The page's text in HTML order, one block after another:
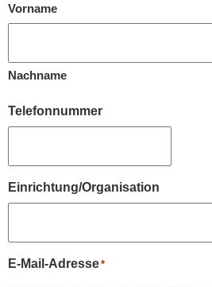
Vorname
Nachname
Telefonnummer
Einrichtung/Organisation
E-Mail-Adresse*